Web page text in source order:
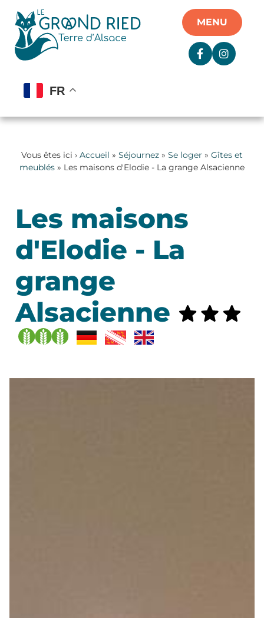
MENU
FR
Vous êtes ici › Accueil » Séjournez » Se loger » Gîtes et
meublés » Les maisons d'Elodie - La grange Alsacienne
Les maisons
d'Elodie - La
grange
Alsacienne
Panneau de gestion des cookies